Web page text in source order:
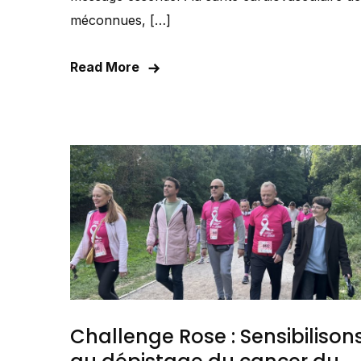
méconnues, […]
Read More
Challenge Rose :